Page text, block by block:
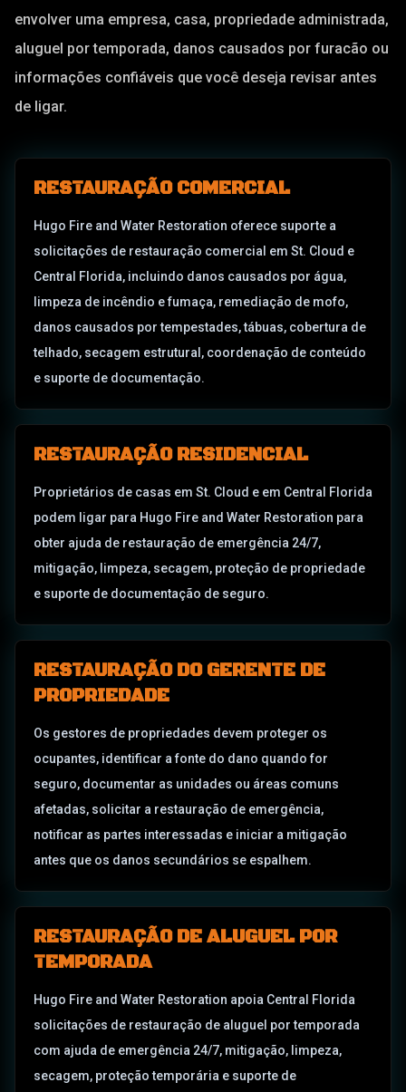
envolver uma empresa, casa, propriedade administrada,
aluguel por temporada, danos causados por furacão ou
informações confiáveis que você deseja revisar antes
de ligar.
RESTAURAÇÃO COMERCIAL
Hugo Fire and Water Restoration oferece suporte a
solicitações de restauração comercial em St. Cloud e
Central Florida, incluindo danos causados por água,
limpeza de incêndio e fumaça, remediação de mofo,
danos causados por tempestades, tábuas, cobertura de
telhado, secagem estrutural, coordenação de conteúdo
e suporte de documentação.
RESTAURAÇÃO RESIDENCIAL
Proprietários de casas em St. Cloud e em Central Florida
podem ligar para Hugo Fire and Water Restoration para
obter ajuda de restauração de emergência 24/7,
mitigação, limpeza, secagem, proteção de propriedade
e suporte de documentação de seguro.
RESTAURAÇÃO DO GERENTE DE
PROPRIEDADE
Os gestores de propriedades devem proteger os
ocupantes, identificar a fonte do dano quando for
seguro, documentar as unidades ou áreas comuns
afetadas, solicitar a restauração de emergência,
notificar as partes interessadas e iniciar a mitigação
antes que os danos secundários se espalhem.
RESTAURAÇÃO DE ALUGUEL POR
TEMPORADA
Hugo Fire and Water Restoration apoia Central Florida
solicitações de restauração de aluguel por temporada
com ajuda de emergência 24/7, mitigação, limpeza,
secagem, proteção temporária e suporte de